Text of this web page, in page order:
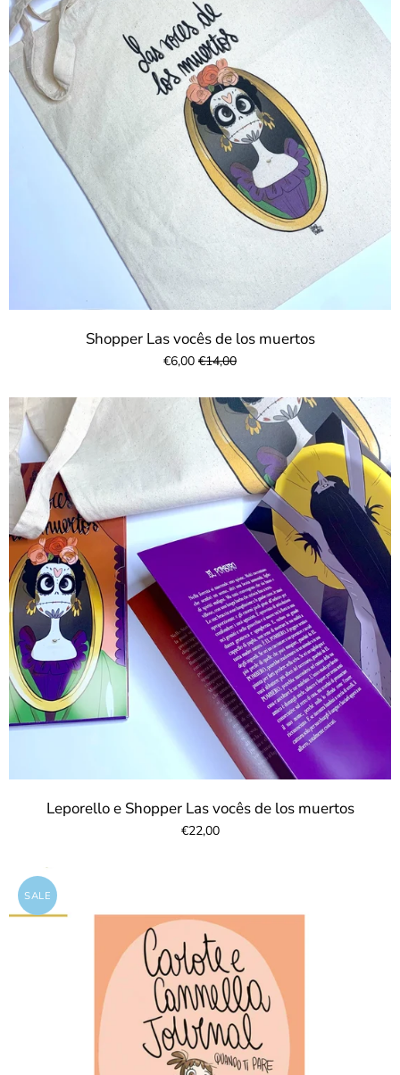
Shopper Las vocês de los muertos
€6,00 €14,00
Leporello e Shopper Las vocês de los muertos
€22,00
SALE